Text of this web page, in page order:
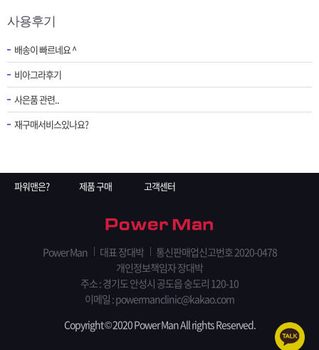
사용후기
배송이 빠르네요 ^
비아그라후기
사은품 관련..
재구매서비스있나요?
파워맨은? 제품 구매 고객센터
Power Man 대표 장대박
통신판매업신고번호 2020-0478
개인정보책임자 장대박
주소 : 경기도 안성시 공도읍 숭도리 120-10
이메일 : powermanclinic@kakao.com
Copyright © 2020 Power Man All rights Reserved.